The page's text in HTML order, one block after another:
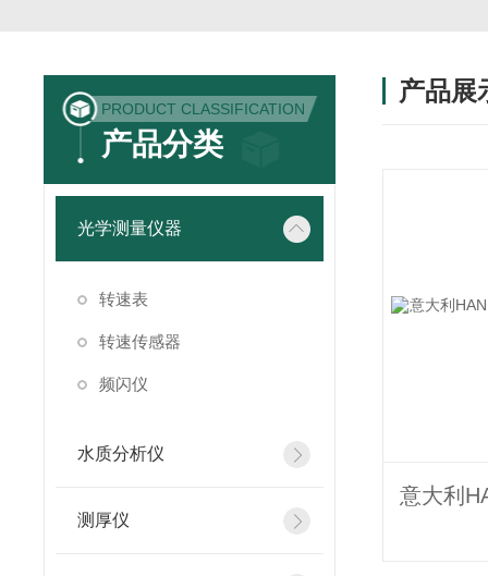
PRODUCT CLASSIFICATION
产品分类
光学测量仪器
转速表
转速传感器
频闪仪
水质分析仪
测厚仪
产品展